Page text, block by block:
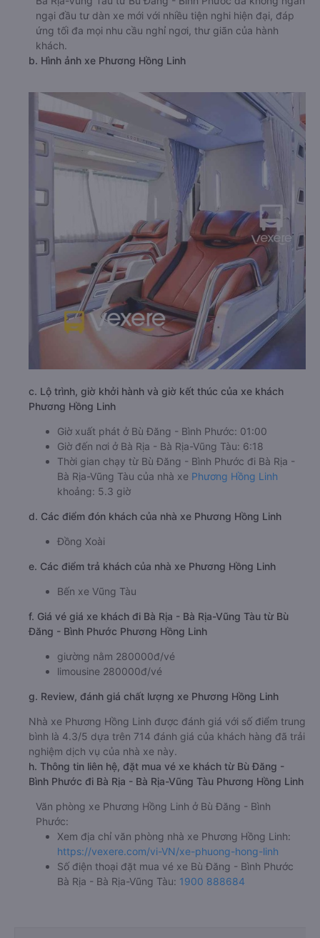
ngại đầu tư dàn xe mới với nhiều tiện nghi hiện đại, đáp
ứng tối đa mọi nhu cầu nghỉ ngơi, thư giãn của hành
khách.
b. Hình ảnh xe Phương Hồng Linh
c. Lộ trình, giờ khởi hành và giờ kết thúc của xe khách
Phương Hồng Linh
Giờ xuất phát ở Bù Đăng - Bình Phước: 01:00
Giờ đến nơi ở Bà Rịa - Bà Rịa-Vũng Tàu: 6:18
Thời gian chạy từ Bù Đăng - Bình Phước đi Bà Rịa -
Bà Rịa-Vũng Tàu của nhà xe Phương Hồng Linh
khoảng: 5.3 giờ
d. Các điểm đón khách của nhà xe Phương Hồng Linh
Đồng Xoài
e. Các điểm trả khách của nhà xe Phương Hồng Linh
Bến xe Vũng Tàu
f. Giá vé giá xe khách đi Bà Rịa - Bà Rịa-Vũng Tàu từ Bù
Đăng - Bình Phước Phương Hồng Linh
giường nằm 280000đ/vé
limousine 280000đ/vé
g. Review, đánh giá chất lượng xe Phương Hồng Linh
Nhà xe Phương Hồng Linh được đánh giá với số điểm trung
bình là 4.3/5 dựa trên 714 đánh giá của khách hàng đã trải
nghiệm dịch vụ của nhà xe này.
h. Thông tin liên hệ, đặt mua vé xe khách từ Bù Đăng -
Bình Phước đi Bà Rịa - Bà Rịa-Vũng Tàu Phương Hồng Linh
Văn phòng xe Phương Hồng Linh ở Bù Đăng - Bình
Phước:
Xem địa chỉ văn phòng nhà xe Phương Hồng Linh:
https://vexere.com/vi-VN/xe-phuong-hong-linh
Số điện thoại đặt mua vé xe Bù Đăng - Bình Phước
Bà Rịa - Bà Rịa-Vũng Tàu: 1900 888684